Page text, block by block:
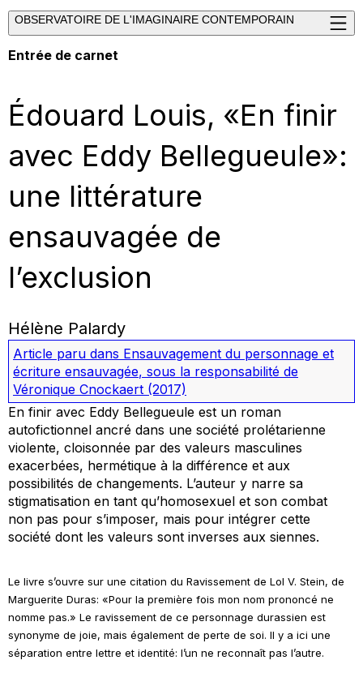
OBSERVATOIRE DE L'IMAGINAIRE CONTEMPORAIN
Entrée de carnet
Édouard Louis, «En finir
avec Eddy Bellegueule»:
une littérature
ensauvagée de
l’exclusion
Hélène Palardy
Article paru dans Ensauvagement du personnage et
écriture ensauvagée, sous la responsabilité de
Véronique Cnockaert (2017)
En finir avec Eddy Bellegueule est un roman
autofictionnel ancré dans une société prolétarienne
violente, cloisonnée par des valeurs masculines
exacerbées, hermétique à la différence et aux
possibilités de changements. L’auteur y narre sa
stigmatisation en tant qu’homosexuel et son combat
non pas pour s’imposer, mais pour intégrer cette
société dont les valeurs sont inverses aux siennes.
Le livre s’ouvre sur une citation du Ravissement de Lol V. Stein, de
Marguerite Duras: «Pour la première fois mon nom prononcé ne
nomme pas.» Le ravissement de ce personnage durassien est
synonyme de joie, mais également de perte de soi. Il y a ici une
séparation entre lettre et identité: l’un ne reconnaît pas l’autre.